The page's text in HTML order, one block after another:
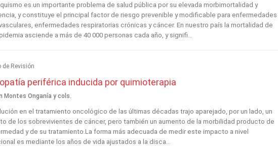
es un importante problema de salud pública por su elevada morbimortalidad y
y constituye el principal factor de riesgo prevenible y modificable para enfermedades
enfermedades respiratorias crónicas y cáncer. En nuestro país la mortalidad de
asciende a más de 40 000 personas cada año, y signifi...
de Revisión
periférica inducida por quimioterapia
Montes Onganía y cols.
en el tratamiento oncológico de las últimas décadas trajo aparejado, por un lado, un
de los sobrevivientes de cáncer, pero también un aumento de la morbilidad producto de
y de su tratamiento.La forma más adecuada de medir este impacto a nivel
es mediante los años de vida ajustados a la disca...